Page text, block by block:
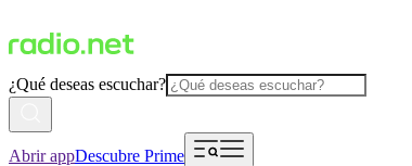
¿Qué deseas escuchar?
Abrir appDescubre Prime